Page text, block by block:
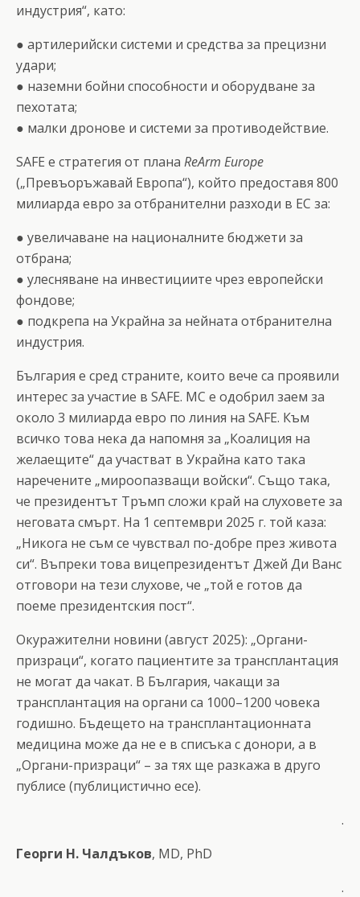
индустрия“, като:
● артилерийски системи и средства за прецизни
удари;
● наземни бойни способности и оборудване за
пехотата;
● малки дронове и системи за противодействие.
SAFE е стратегия от плана ReArm Europe
(„Превъоръжавай Европа“), който предоставя 800
милиарда евро за отбранителни разходи в ЕС за:
● увеличаване на националните бюджети за
отбрана;
● улесняване на инвестициите чрез европейски
фондове;
● подкрепа на Украйна за нейната отбранителна
индустрия.
България е сред страните, които вече са проявили
интерес за участие в SAFЕ. МС е одобрил заем за
около 3 милиарда евро по линия на SAFЕ. Към
всичко това нека да напомня за „Коалиция на
желаещите“ да участват в Украйна като така
наречените „мироопазващи войски“. Също така,
че президентът Тръмп сложи край на слуховете за
неговата смърт. На 1 септември 2025 г. той каза:
„Никога не съм се чувствал по-добре през живота
си“. Въпреки това вицепрезидентът Джей Ди Ванс
отговори на тези слухове, че „той е готов да
поеме президентския пост“.
Окуражителни новини (август 2025): „Органи-
призраци“, когато пациентите за трансплантация
не могат да чакат. В България, чакащи за
трансплантация на органи са 1000–1200 човека
годишно. Бъдещето на трансплантационната
медицина може да не е в списъка с донори, а в
„Органи-призраци“ – за тях ще разкажа в друго
публисе (публицистично есе).
.
Георги Н. Чалдъков, MD, PhD
.